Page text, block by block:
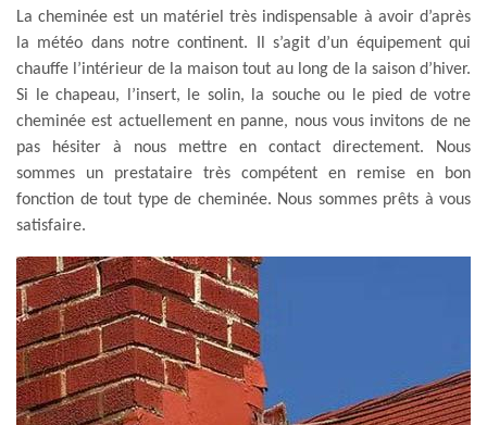
La cheminée est un matériel très indispensable à avoir d’après
la météo dans notre continent. Il s’agit d’un équipement qui
chauffe l’intérieur de la maison tout au long de la saison d’hiver.
Si le chapeau, l’insert, le solin, la souche ou le pied de votre
cheminée est actuellement en panne, nous vous invitons de ne
pas hésiter à nous mettre en contact directement. Nous
sommes un prestataire très compétent en remise en bon
fonction de tout type de cheminée. Nous sommes prêts à vous
satisfaire.